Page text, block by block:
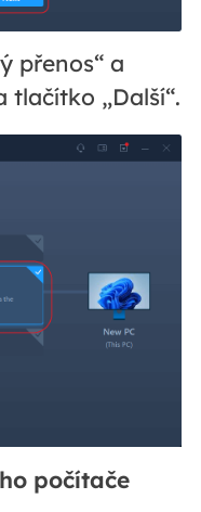
přenos“ a
„Další“.
počítače